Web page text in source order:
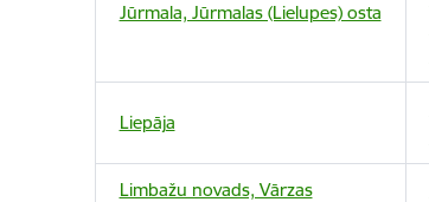
Jūrmala, Jūrmalas (Lielupes) osta
Liepāja
Limbažu novads, Vārzas